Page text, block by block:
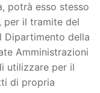
potrà esso stesso
per il tramite del
Dipartimento della
Amministrazioni
utilizzare per il
di propria